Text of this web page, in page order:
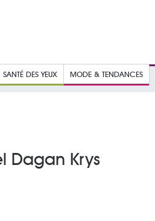
SANTÉ DES YEUX MODE & TENDANCES
Dagan Krys